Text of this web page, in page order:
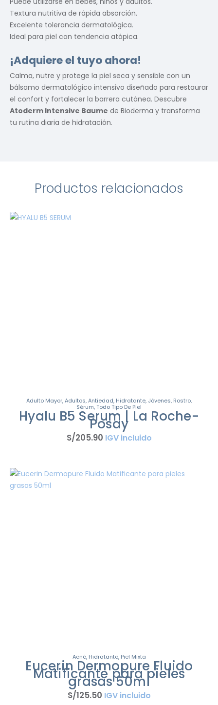
Textura nutritiva de rápida absorción.
Excelente tolerancia dermatológica.
Ideal para piel con tendencia atópica.
¡Adquiere el tuyo ahora!
Calma, nutre y protege la piel seca y sensible con un
bálsamo dermatológico intensivo diseñado para restaurar
el confort y fortalecer la barrera cutánea. Descubre
Atoderm Intensive Baume de Bioderma y transforma
tu rutina diaria de hidratación.
Productos relacionados
Adulto Mayor,Adultos,Antiedad, Hidratante, Jóvenes, Rostro,
Sérum,Todo Tipo De Piel
Hyalu B5 Serum | La Roche-
Posay
S/205.90 IGV incluido
Acné, Hidratante, Piel Mixta
Eucerin Dermopure Fluido
Matificante para pieles
grasas 50ml
S/125.50 IGV incluido